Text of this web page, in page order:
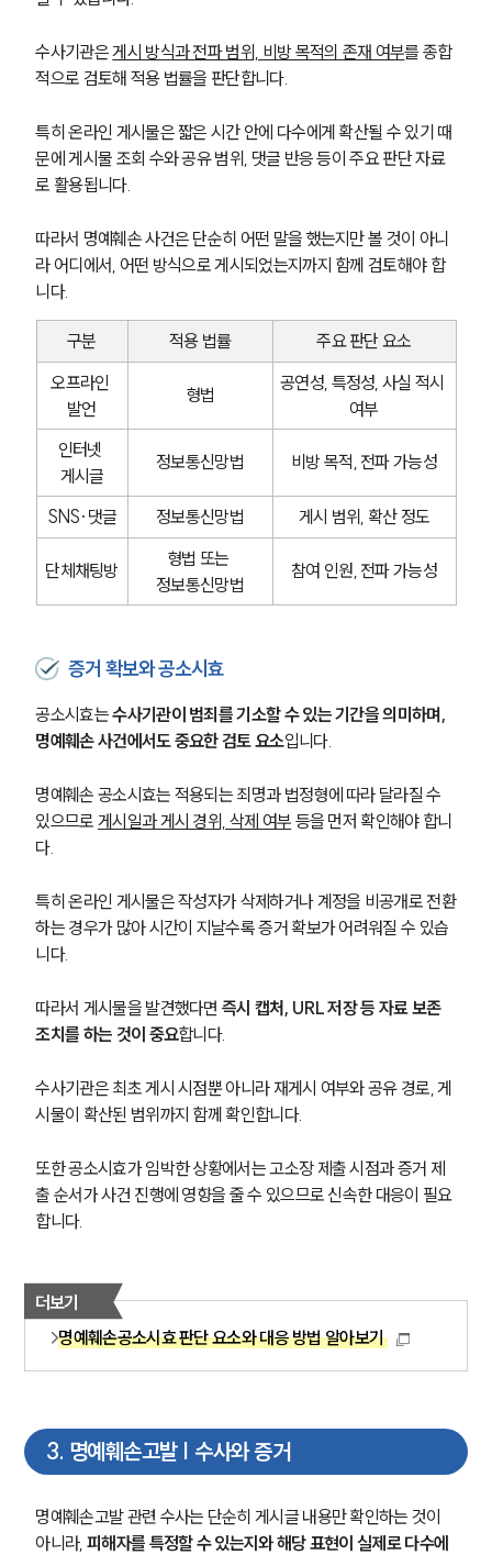
수사기관은 게시 방식과 전파 범위, 비방 목적의 존재 여부를 종합
적으로 검토해 적용 법률을 판단합니다.
특히 온라인 게시물은 짧은 시간 안에 다수에게 확산될 수 있기 때
문에 게시물 조회 수와 공유 범위, 댓글 반응 등이 주요 판단 자료
로 활용됩니다.
따라서 명예훼손 사건은 단순히 어떤 말을 했는지만 볼 것이 아니
라 어디에서, 어떤 방식으로 게시되었는지까지 함께 검토해야 합
니다.
구분 적용 법률
주요 판단 요소
오프라인
발언
형법
공연성, 특정성, 사실 적시
여부
인터넷
게시글
정보통신망법 비방 목적, 전파 가능성
SNS·댓글 정보통신망법 게시 범위, 확산 정도
단체채팅방
형법 또는
정보통신망법
참여 인원, 전파 가능성
증거 확보와 공소시효
공소시효는 수사기관이 범죄를 기소할 수 있는 기간을 의미하며,
명예훼손 사건에서도 중요한 검토 요소입니다.
명예훼손 공소시효는 적용되는 죄명과 법정형에 따라 달라질 수
있으므로 게시일과 게시 경위, 삭제 여부 등을 먼저 확인해야 합니
다.
특히 온라인 게시물은 작성자가 삭제하거나 계정을 비공개로 전환
하는 경우가 많아 시간이 지날수록 증거 확보가 어려워질 수 있습
니다.
따라서 게시물을 발견했다면 즉시 캡처, URL 저장 등 자료 보존
조치를 하는 것이 중요합니다.
수사기관은 최초 게시 시점뿐 아니라 재게시 여부와 공유 경로, 게
시물이 확산된 범위까지 함께 확인합니다.
또한 공소시효가 임박한 상황에서는 고소장 제출 시점과 증거 제
출 순서가 사건 진행에 영향을 줄 수 있으므로 신속한 대응이 필요
합니다.
더보기
명예훼손공소시효 판단 요소와 대응 방법 알아보기
3. 명예훼손고발 | 수사와 증거
명예훼손고발 관련 수사는 단순히 게시글 내용만 확인하는 것이
아니라, 피해자를 특정할 수 있는지와 해당 표현이 실제로 다수에